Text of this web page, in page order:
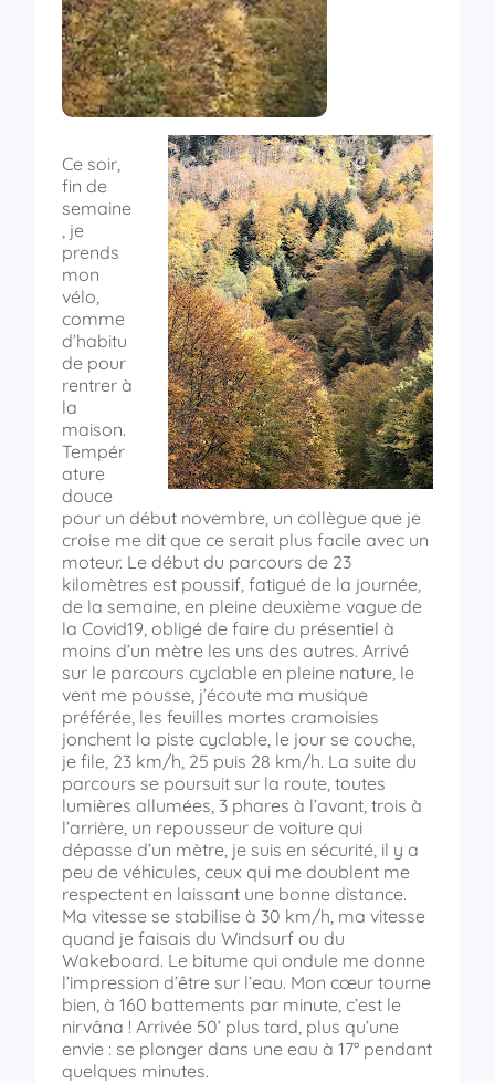
Ce soir,
fin de
semaine
, je
prends
mon
vélo,
comme
d’habitu
de pour
rentrer à
la
maison.
Tempér
ature
douce
pour un début novembre, un collègue que je
croise me dit que ce serait plus facile avec un
moteur. Le début du parcours de 23
kilomètres est poussif, fatigué de la journée,
de la semaine, en pleine deuxième vague de
la Covid19, obligé de faire du présentiel à
moins d’un mètre les uns des autres. Arrivé
sur le parcours cyclable en pleine nature, le
vent me pousse, j’écoute ma musique
préférée, les feuilles mortes cramoisies
jonchent la piste cyclable, le jour se couche,
je file, 23 km/h, 25 puis 28 km/h. La suite du
parcours se poursuit sur la route, toutes
lumières allumées, 3 phares à l’avant, trois à
l’arrière, un repousseur de voiture qui
dépasse d’un mètre, je suis en sécurité, il y a
peu de véhicules, ceux qui me doublent me
respectent en laissant une bonne distance.
Ma vitesse se stabilise à 30 km/h, ma vitesse
quand je faisais du Windsurf ou du
Wakeboard. Le bitume qui ondule me donne
l’impression d’être sur l’eau. Mon cœur tourne
bien, à 160 battements par minute, c’est le
nirvâna ! Arrivée 50’ plus tard, plus qu’une
envie : se plonger dans une eau à 17° pendant
quelques minutes.